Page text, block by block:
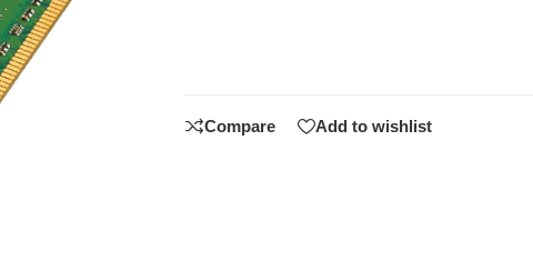
Compare Add to wishlist